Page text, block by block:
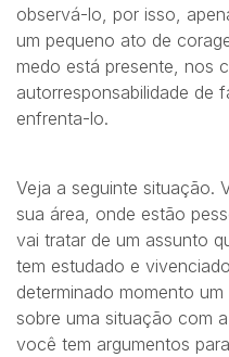
observá-lo, por isso,
um pequeno ato de
medo está presente, nos
autorresponsabilidade de
enfrenta-lo.
Veja a seguinte situação.
sua área, onde estão
vai tratar de um assunto
tem estudado e
determinado momento
sobre uma situação com
você tem argumentos